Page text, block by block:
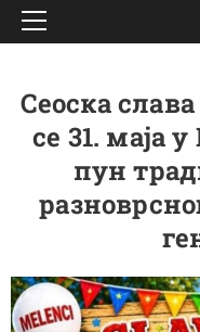
Примарy
Сеоска
се 31. маја
пун